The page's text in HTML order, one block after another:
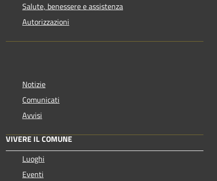
Salute, benessere e assistenza
Autorizzazioni
Notizie
Comunicati
Avvisi
VIVERE IL COMUNE
Luoghi
Eventi